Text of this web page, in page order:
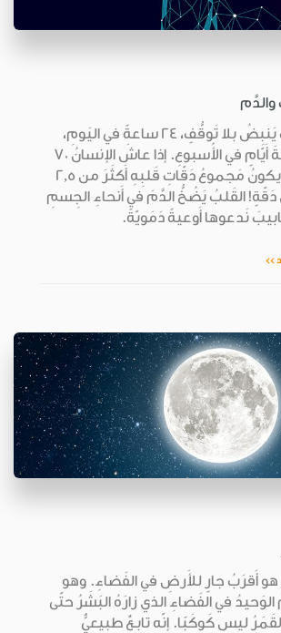
والدَّم
قَلبُكَ يَنبِضُ بلا تَوقُّفٍ، 24 ساعةً في اليَومِ،
وسبعةَ أَيّامٍ في الأُسبوعِ. إذا عاشَ الإنسانُ 70
عامًا، يكونُ مَجموعُ دَقّاتِ قَلبِهِ أَكثَرَ من 2,5
دَقّةٍ! القَلبُ يَضُخُّ الدَّمَ في أَنحاءِ الجِسمِ
نَدعوها أَوعيةً دَمَويّةً.
>>
هو أَقرَبُ جارٍ للأَرضِ في الفَضاءِ. وهو
الوَحيدُ في الفَضاءِ الذي زارَهُ البَشَرُ حتّى
ليس كَوكَبًا. إنّه تابِـعٌ طبيعيٌّ